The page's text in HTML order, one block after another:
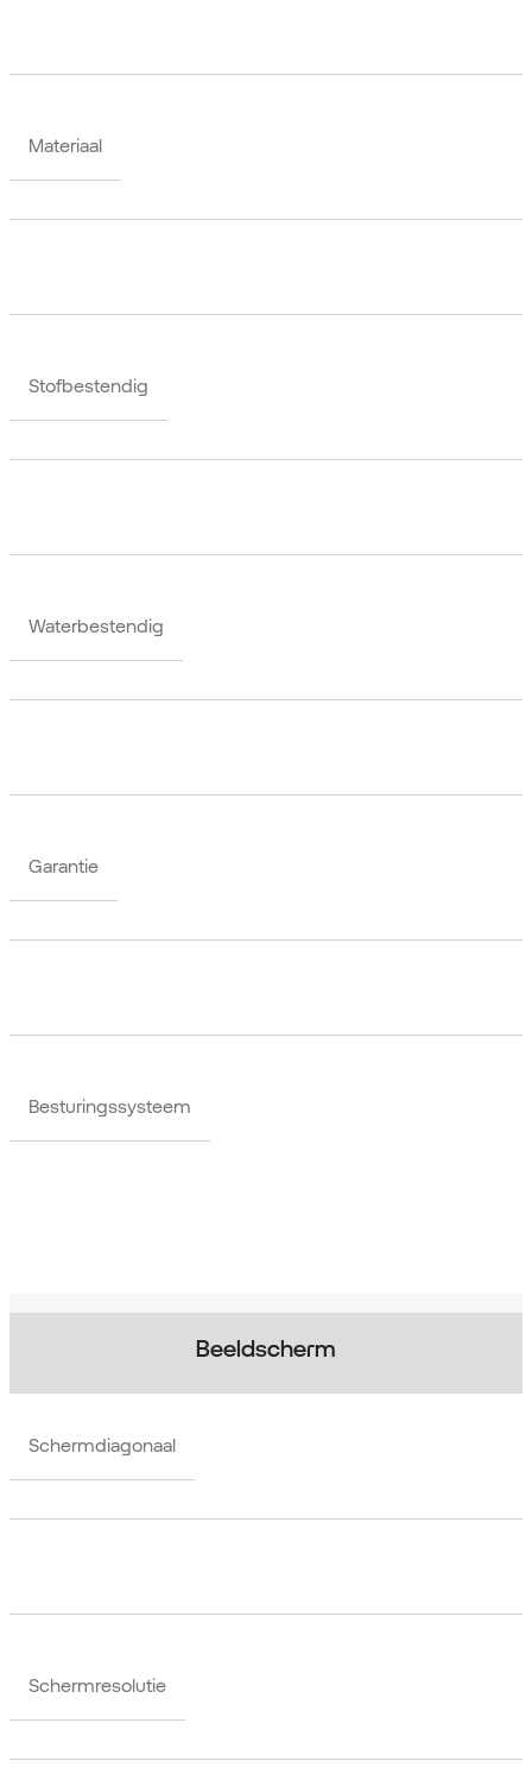
Materiaal
Stofbestendig
Waterbestendig
Garantie
Besturingssysteem
Beeldscherm
Schermdiagonaal
Schermresolutie